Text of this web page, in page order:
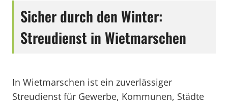
Sicher durch den Winter:
Streudienst in Wietmarschen
In Wietmarschen ist ein zuverlässiger
Streudienst für Gewerbe, Kommunen, Städte